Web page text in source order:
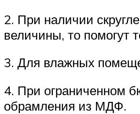
2. При наличии
величины, то помогут
3. Для влажных
4. При ограниченном
обрамления из МДФ.